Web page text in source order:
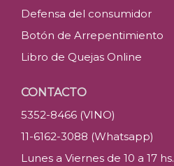
Defensa del consumidor
Botón de Arrepentimiento
Libro de Quejas Online
CONTACTO
5352-8466 (VINO)
11-6162-3088 (Whatsapp)
Lunes a Viernes de 10 a 17 hs.